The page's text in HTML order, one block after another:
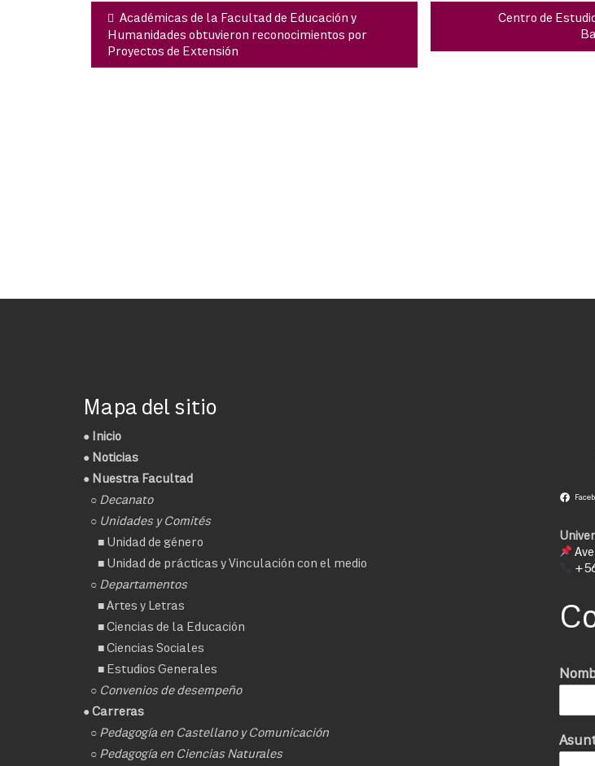
Académicas de la Facultad de Educación y
Humanidades obtuvieron reconocimientos por
Proyectos de Extensión
Centro de
Mapa del sitio
● Inicio
● Noticias
● Nuestra Facultad
○ Decanato
○ Unidades y Comités
■ Unidad de género
■ Unidad de prácticas y Vinculación con el medio
○ Departamentos
■Artes y Letras
■Ciencias de la Educación
■Ciencias Sociales
■ Estudios Generales
○ Convenios de desempeño
● Carreras
○ Pedagogía en Castellano y Comunicación
○ Pedagogía en Ciencias Naturales